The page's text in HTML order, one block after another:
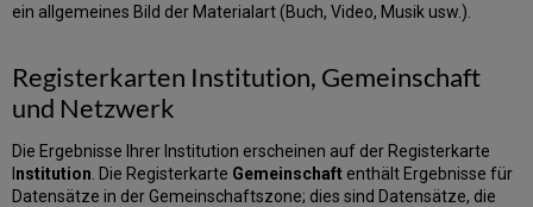
ein allgemeines Bild der Materialart (Buch, Video, Musik usw.).
Registerkarten Institution, Gemeinschaft
und Netzwerk
Die Ergebnisse Ihrer Institution erscheinen auf der Registerkarte
nstitution . Die Registerkarte Gemeinschaft enthält Ergebnisse für
Datensätze in der Gemeinschaftszone; dies sind Datensätze, die